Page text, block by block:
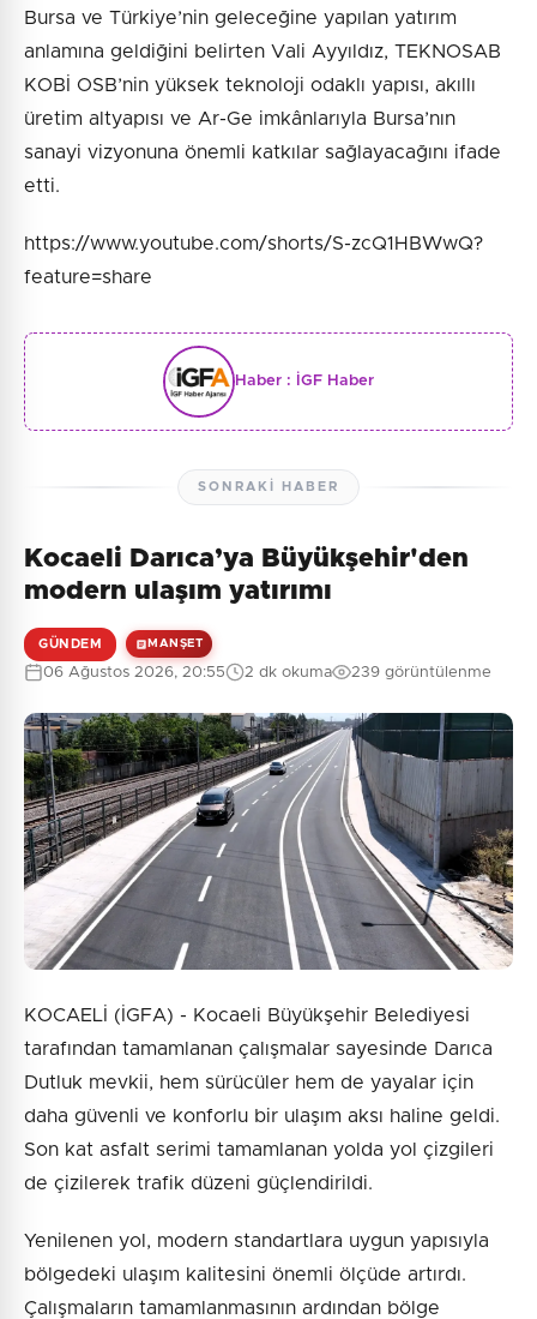
Bursa ve Türkiye’nin geleceğine yapılan yatırım
anlamına geldiğini belirten Vali Ayyıldız, TEKNOSAB
KOBİ OSB’nin yüksek teknoloji odaklı yapısı, akıllı
üretim altyapısı ve Ar-Ge imkânlarıyla Bursa’nın
sanayi vizyonuna önemli katkılar sağlayacağını ifade
etti.
https://www.youtube.com/shorts/S-zcQ1HBWwQ?
feature=share
Haber : İGF Haber
SONRAKI HABER
Kocaeli Darıca’ya Büyükşehir'den
modern ulaşım yatırımı
GÜNDEM MANŞET
06 Ağustos 2026, 20:55 2 dk okuma 239 görüntülenme
KOCAELİ (İGFA) - Kocaeli Büyükşehir Belediyesi
tarafından tamamlanan çalışmalar sayesinde Darıca
Dutluk mevkii, hem sürücüler hem de yayalar için
daha güvenli ve konforlu bir ulaşım aksı haline geldi.
Son kat asfalt serimi tamamlanan yolda yol çizgileri
de çizilerek trafik düzeni güçlendirildi.
Yenilenen yol, modern standartlara uygun yapısıyla
bölgedeki ulaşım kalitesini önemli ölçüde artırdı.
Çalışmaların tamamlanmasının ardından bölge